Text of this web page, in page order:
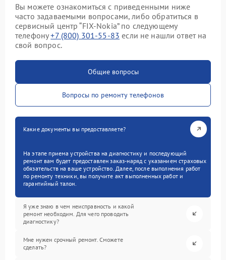
Вы можете ознакомиться с приведенными ниже
часто задаваемыми вопросами, либо обратиться в
сервисный центр “FIX-Nokia” по следующему
телефону+7 (800) 301-55-83 если не нашли ответ на
свой вопрос.
Общие вопросы
Вопросы по ремонту телефонов
Какие документы вы предоставляете?
На этапе приема устройства на диагностику и последующий
ремонт вам будет предоставлен заказ-наряд с указанием страховых
обязательств на ваше устройство. Далее, после выполнения работ
по ремонту техники, вы получите акт выполненных работ и
гарантийный талон.
Я уже знаю в чем неисправность и какой
ремонт необходим. Для чего проводить
диагностику?
Мне нужен срочный ремонт. Сможете
сделать?